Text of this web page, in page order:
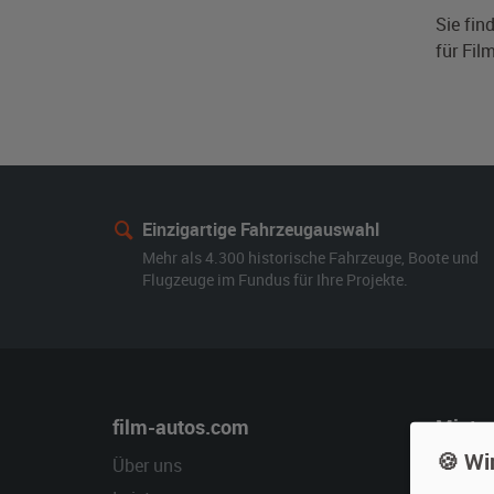
Sie
für
Einzigartige Fahrzeugauswahl
Mehr als 4.300 historische Fahrzeuge, Boote und
Flugzeuge im Fundus für Ihre Projekte.
film-autos.com
Über uns
🍪